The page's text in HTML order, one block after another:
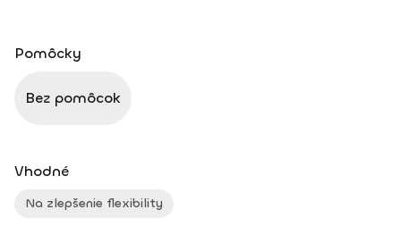
Pomôcky
Bez pomôcok
Vhodné
Na zlepšenie flexibility